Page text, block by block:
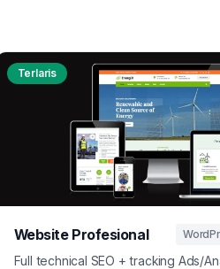
Terlaris
Website Profesional
Full technical SEO + tracking Ads/